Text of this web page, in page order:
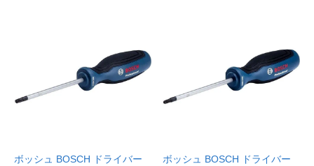
ボッシュ BOSCH ドライバー
ボッシュ BOSCH ドライバー